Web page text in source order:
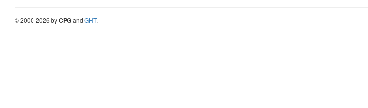
©2000-2026 byCPGand GHT.